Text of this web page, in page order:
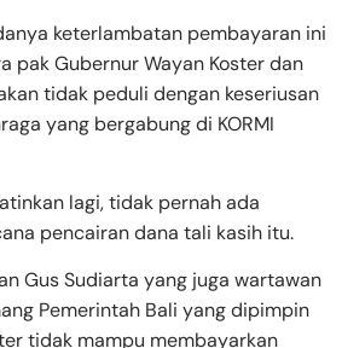
keterlambatan pembayaran ini
pak Gubernur Wayan Koster dan
tidak peduli dengan keseriusan
yang bergabung di KORMI
lagi, tidak pernah ada
pencairan dana tali kasih itu.
Gus Sudiarta yang juga wartawan
Pemerintah Bali yang dipimpin
tidak mampu membayarkan